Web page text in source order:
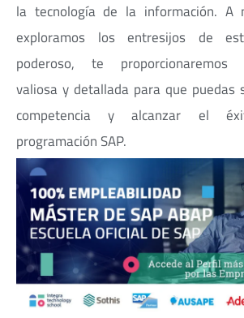
la tecnología de la información. A
exploramos los entresijos de
poderoso, te proporcionaremos
valiosa y detallada para que puedas
competencia y alcanzar el
programación SAP.